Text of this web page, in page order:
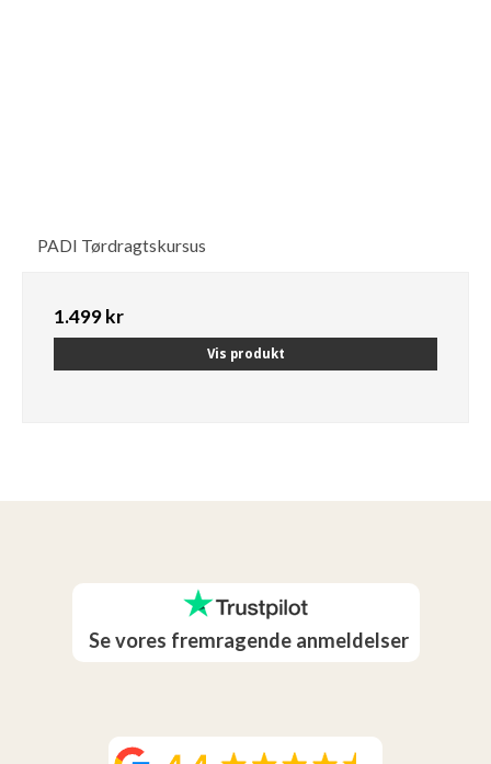
PADI Tørdragtskursus
1.499 kr
Vis produkt
Se vores fremragende anmeldelser